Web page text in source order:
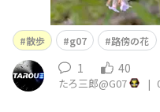
散歩 g07 路傍の花
1 40
たろ三郎@G07 |